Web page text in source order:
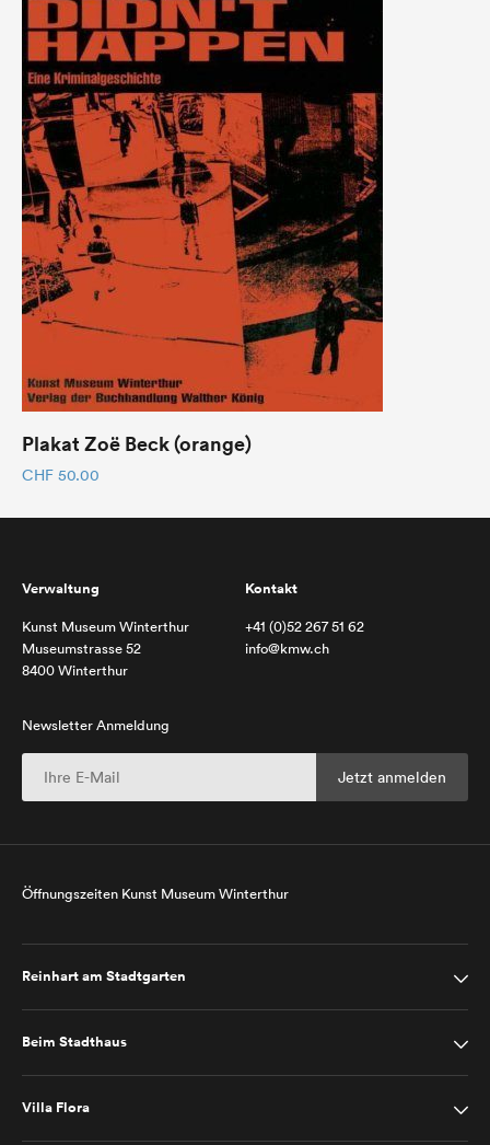
Plakat Zoë Beck (orange)
CHF 50.00
Verwaltung
Kunst Museum Winterthur
Museumstrasse 52
8400 Winterthur
Kontakt
+41 (0)52 267 51 62
info@kmw.ch
Newsletter Anmeldung
Öffnungszeiten Kunst Museum Winterthur
Reinhart am Stadtgarten
Beim Stadthaus
Villa Flora